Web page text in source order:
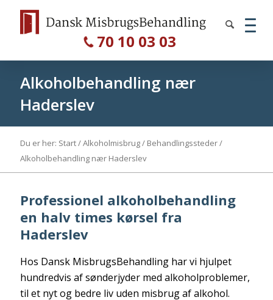
70 10 03 03
Alkoholbehandling nær
Haderslev
Du er her: Start/Alkoholmisbrug/ Behandlingssteder/
Alkoholbehandling nær Haderslev
Professionel alkoholbehandling
en halv times kørsel fra
Haderslev
Hos Dansk MisbrugsBehandling har vi hjulpet
hundredvis af sønderjyder med alkoholproblemer,
til et nyt og bedre liv uden misbrug af alkohol.